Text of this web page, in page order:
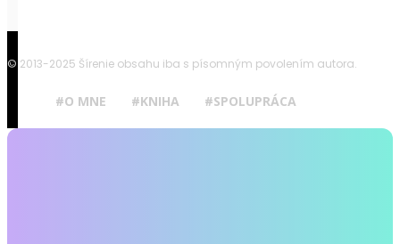
© 2013-2025 Šírenie obsahu iba s písomným povolením autora.
#O MNE #KNIHA #SPOLUPRÁCA